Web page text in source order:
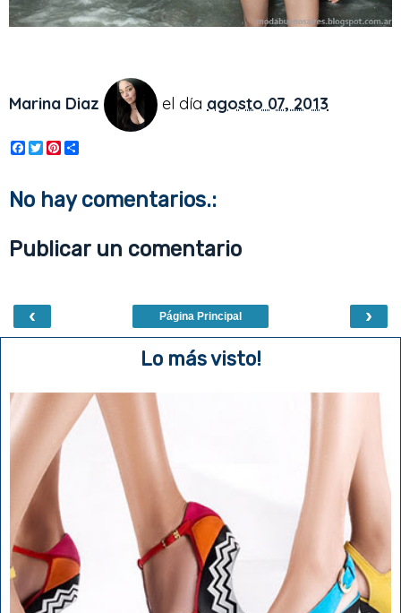
Marina Diaz el día agosto 07, 2013
F
a
e
b
k
T
w
t
t
P
t
e
s
t
r
e
No hay comentarios.:
Publicar un comentario
‹ ›
Página Principal
Lo más visto!